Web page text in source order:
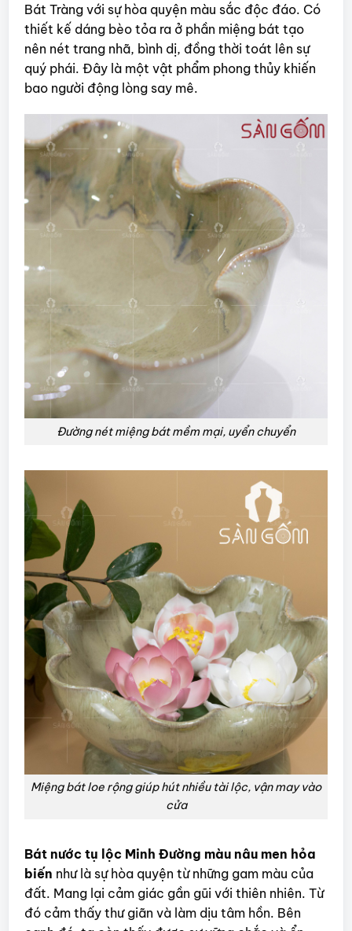
Bát Tràng với sự hòa quyện màu sắc độc đáo. Có
thiết kế dáng bèo tỏa ra ở phần miệng bát tạo
nên nét trang nhã, bình dị, đồng thời toát lên sự
quý phái. Đây là một vật phẩm phong thủy khiến
bao người động lòng say mê.
Đường nét miệng bát mềm mại, uyển chuyển
Miệng bát loe rộng giúp hút nhiều tài lộc, vận may vào
cửa
Bát nước tụ lộc Minh Đường màu nâu men hỏa
biến như là sự hòa quyện từ những gam màu của
đất. Mang lại cảm giác gần gũi với thiên nhiên. Từ
đó cảm thấy thư giãn và làm dịu tâm hồn. Bên